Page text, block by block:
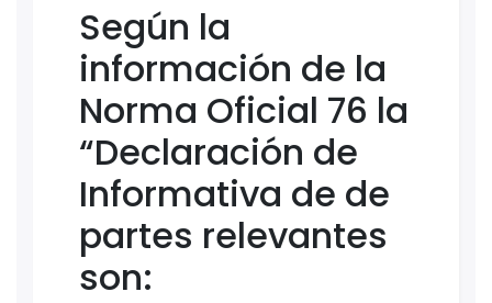
Según la
información de la
Norma Oficial 76 la
“Declaración de
Informativa de de
partes relevantes
son: